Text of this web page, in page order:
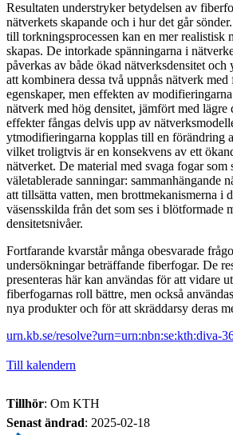
Resultaten understryker betydelsen av
nätverkets skapande och i hur det går
till torkningsprocessen kan en mer realistisk
skapas. De intorkade spänningarna i
påverkas av både ökad nätverksdensitet
att kombinera dessa två uppnås nätverk
egenskaper, men effekten av
nätverk med hög densitet, jämfört med lägre
effekter fångas delvis upp av
ytmodifieringarna kopplas till en förändring
vilket troligtvis är en konsekvens av ett
nätverket. De material med svaga fogar som
väletablerade sanningar: sammanhängande
att tillsätta vatten, men brottmekanismerna i
väsensskilda från det som ses i blötformade
densitetsnivåer.
Fortfarande kvarstår många obesvarade
undersökningar beträffande fiberfogar. De
presenteras här kan användas för att vidare
fiberfogarnas roll bättre, men också
nya produkter och för att skräddarsy deras
urn.kb.se/resolve?urn=urn:nbn:se:kth:diva-
Till kalendern
Tillhör: Om KTH
Senast ändrad: 2025-02-18